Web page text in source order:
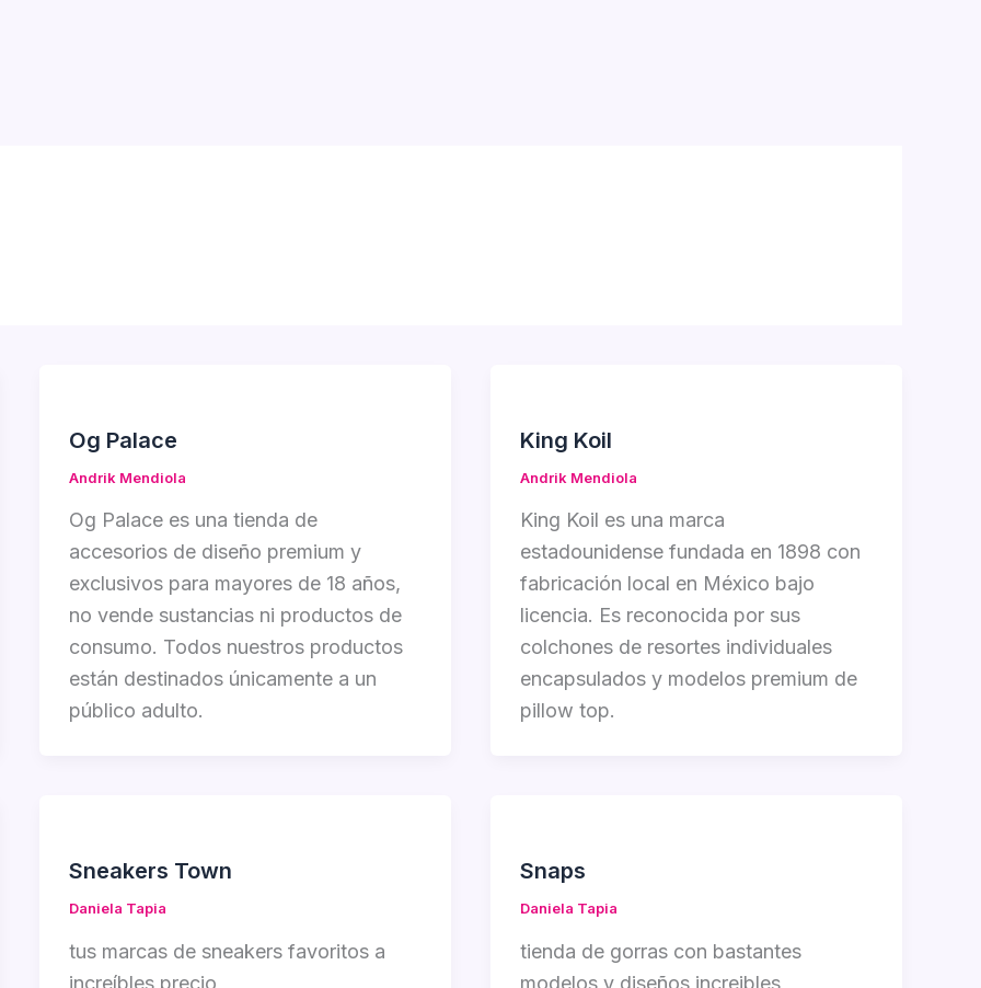
Og Palace
Andrik Mendiola
Og Palace es una tienda de
accesorios de diseño premium y
exclusivos para mayores de 18 años,
no vende sustancias ni productos de
consumo. Todos nuestros productos
están destinados únicamente a un
público adulto.
King Koil
Andrik Mendiola
King Koil es una marca
estadounidense fundada en 1898 con
fabricación local en México bajo
licencia. Es reconocida por sus
colchones de resortes individuales
encapsulados y modelos premium de
pillow top.
Sneakers Town
Daniela Tapia
tus marcas de sneakers favoritos a
increíbles precio
Snaps
Daniela Tapia
tienda de gorras con bastantes
modelos y diseños increibles